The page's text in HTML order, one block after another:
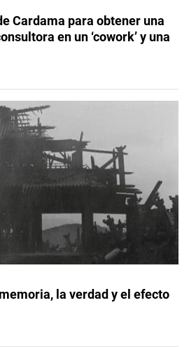
Cardama para obtener una
en un ‘cowork’ y una
la verdad y el efecto